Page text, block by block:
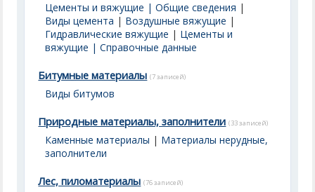
Цементы и вяжущие | Общие сведения |
Виды цемента | Воздушные вяжущие |
Гидравлические вяжущие | Цементы и
вяжущие | Справочные данные
Битумные материалы (7 записей)
Виды битумов
Природные материалы, заполнители (33 записей)
Каменные материалы | Материалы нерудные,
заполнители
Лес, пиломатериалы (76 записей)